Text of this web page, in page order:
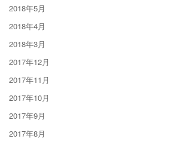
2018年5月
2018年4月
2018年3月
2017年12月
2017年11月
2017年10月
2017年9月
2017年8月